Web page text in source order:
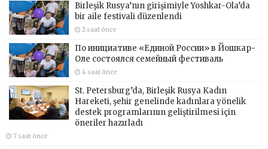
Birleşik Rusya’nın girişimiyle Yoshkar-Ola’da
bir aile festivali düzenlendi
2 saat önce
По инициативе «Единой России» в Йошкар-
Оле состоялся семейный фестиваль
4 saat önce
St. Petersburg’da, Birleşik Rusya Kadın
Hareketi, şehir genelinde kadınlara yönelik
destek programlarının geliştirilmesi için
öneriler hazırladı
7 saat önce